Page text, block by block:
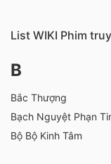
List WIKI Phim
B
Bắc Thượng
Bạch Nguyệt Phạn
Bộ Bộ Kinh Tâm